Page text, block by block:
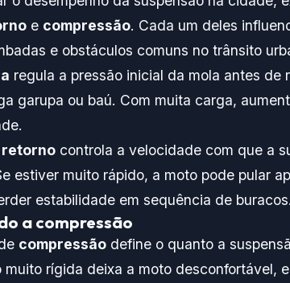
e compressão. Cada um deles
e obstáculos comuns no trânsito
regula a pressão inicial da mola antes
garupa ou baú. Com muita carga,
retornocontrola a velocidade com que a
estiver muito rápido, a moto pode pular
estabilidade em sequência de
a compressão
compressãodefine o quanto a
muito rígida deixa a moto desconfortável,